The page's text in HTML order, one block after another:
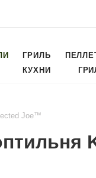
ГРИЛЬ
КУХНИ
Joe™